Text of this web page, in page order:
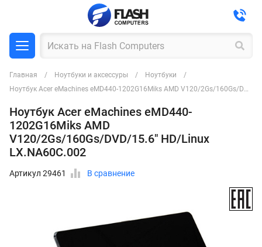
Главная Ноутбуки и аксессуры
Ноутбуки
Ноутбук Acer eMachines eMD440-1202G16Miks AMD V120/2Gs/160Gs/DVD/15.6" HD/Linux LX.NA60C.002
Ноутбук Acer eMachines eMD440-
1202G16Miks AMD
V120/2Gs/160Gs/DVD/15.6" HD/Linux
LX.NA60C.002
Артикул 29461 В сравнение